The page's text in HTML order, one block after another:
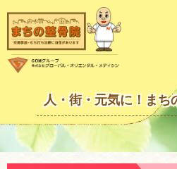
人・街・元気に！まち